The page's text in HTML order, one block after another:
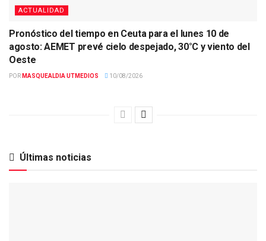
ACTUALIDAD
Pronóstico del tiempo en Ceuta para el lunes 10 de
agosto: AEMET prevé cielo despejado, 30°C y viento del
Oeste
POR MASQUEALDIA UTMEDIOS 10/08/2026
Últimas noticias